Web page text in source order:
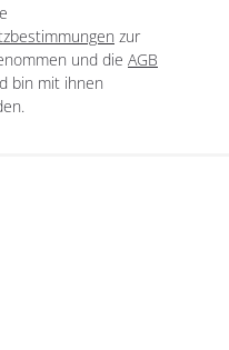
zur
und die AGB
bin mit ihnen